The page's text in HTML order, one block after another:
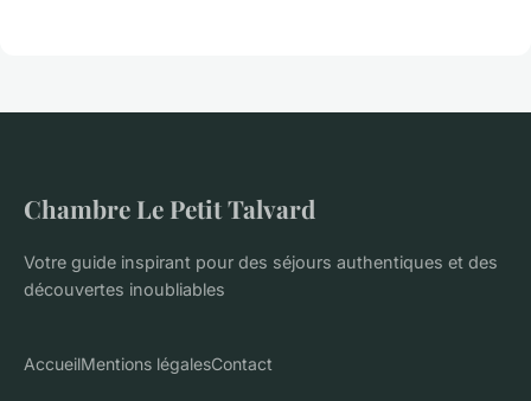
Chambre Le Petit Talvard
Votre guide inspirant pour des séjours authentiques et des
découvertes inoubliables
AccueilMentions légalesContact